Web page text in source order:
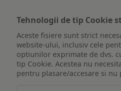
Tehnologii de tip Cookie
Aceste fisiere sunt strict
website-ului, inclusiv cele
optiunilor exprimate de dvs.
tip Cookie. Acestea nu
pentru plasare/accesare si nu